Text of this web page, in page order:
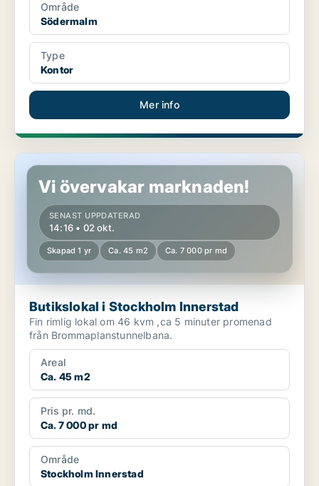
Område
Södermalm
Type
Kontor
Mer info
Butikslokal i Stockholm Innerstad
Vi övervakar marknaden!
SENAST UPPDATERAD
14:16 • 02 okt.
Skapad 1 yr Ca. 45 m2 Ca. 7 000 pr md
Butikslokal i Stockholm Innerstad
Fin rimlig lokal om 46 kvm ,ca 5 minuter promenad
från Brommaplanstunnelbana.
Areal
Ca. 45 m2
Pris pr. md.
Ca. 7 000 pr md
Område
Stockholm Innerstad